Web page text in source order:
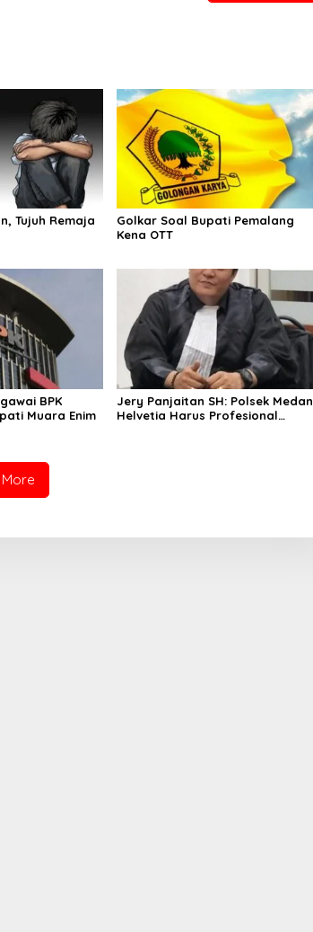
Tujuh Remaja
Golkar Soal Bupati Pemalang
Kena OTT
BPK
Muara Enim
Jery Panjaitan SH: Polsek Medan
Helvetia Harus Profesional